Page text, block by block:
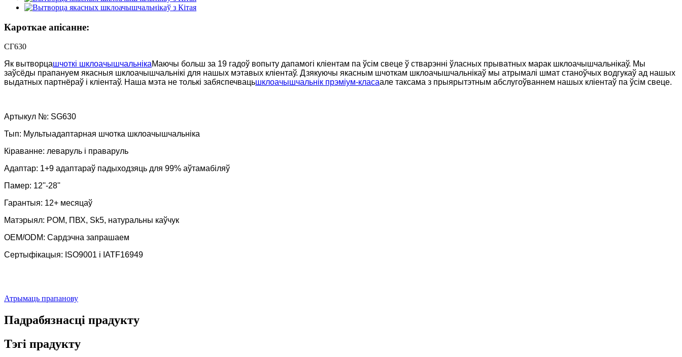
Кароткае апісанне:
СГ630
Як вытворцашчоткі шклоачышчальнікаМаючы больш за 19 гадоў вопыту дапамогі кліентам па ўсім свеце ў стварэнні ўласных прыватных марак шклоачышчальнікаў. Мы
заўсёды прапануем якасныя шклоачышчальнікі для нашых мэтавых кліентаў. Дзякуючы якасным шчоткам шклоачышчальнікаў мы атрымалі шмат станоўчых водгукаў ад нашых
выдатных партнёраў і кліентаў. Наша мэта не толькі забяспечвацьшклоачышчальнік прэміум-класаале таксама з прыярытэтным абслугоўваннем нашых кліентаў па ўсім свеце.
Артыкул №: SG630
Тып: Мультыадаптарная шчотка шклоачышчальніка
Кіраванне: леваруль і праваруль
Адаптар: 1+9 адаптараў падыходзяць для 99% аўтамабіляў
Памер: 12''-28''
Гарантыя: 12+ месяцаў
Матэрыял: POM, ПВХ, Sk5, натуральны каўчук
OEM/ODM: Сардэчна запрашаем
Сертыфікацыя: ISO9001 і IATF16949
Атрымаць прапанову
Падрабязнасці прадукту
Тэгі прадукту